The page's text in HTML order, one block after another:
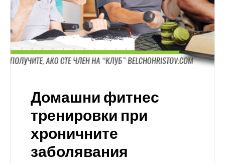
Домашни фитнес
тренировки при
хроничните
заболявания